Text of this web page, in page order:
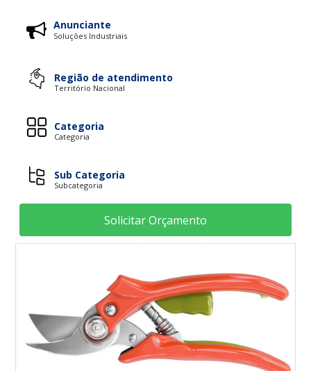
Anunciante
Soluções Industriais
Região de atendimento
Território Nacional
Categoria
Categoria
Sub Categoria
Subcategoria
Solicitar Orçamento